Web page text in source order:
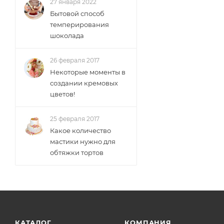
27 января 2022
Бытовой способ
темперирования
шоколада
26 февраля 2017
Некоторые моменты в
создании кремовых
цветов!
25 февраля 2017
Какое количество
мастики нужно для
обтяжки тортов